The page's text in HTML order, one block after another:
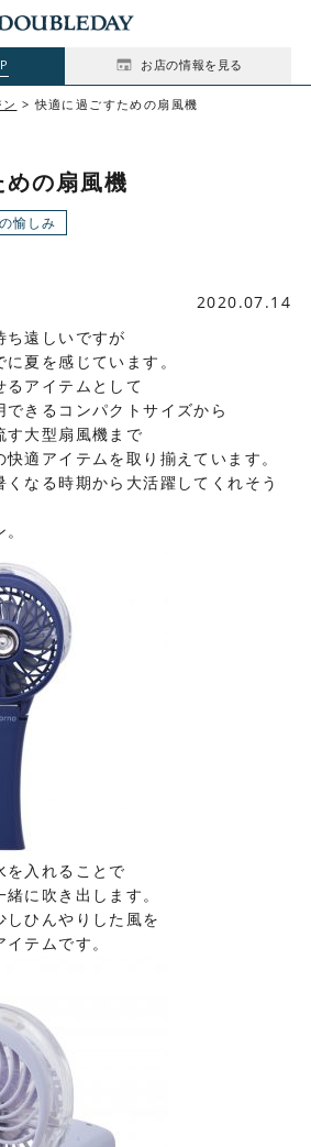
お店の情報を見る
快適に過ごすための扇風機
の扇風機
愉しみ
2020.07.14
ち遠しいですが
夏を感じています。
るアイテムとして
きるコンパクトサイズから
す大型扇風機まで
適アイテムを取り揃えています。
なる時期から大活躍してくれそう
を入れることで
に吹き出します。
ひんやりした風を
テムです。